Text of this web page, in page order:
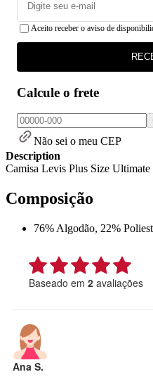
Aceito receber o aviso de
Calcule o frete
Não sei o meu CEP
Description
Camisa Levis Plus Size Ultimate
Composição
76% Algodão, 22%
Baseado em 2 avaliações
Ana S.